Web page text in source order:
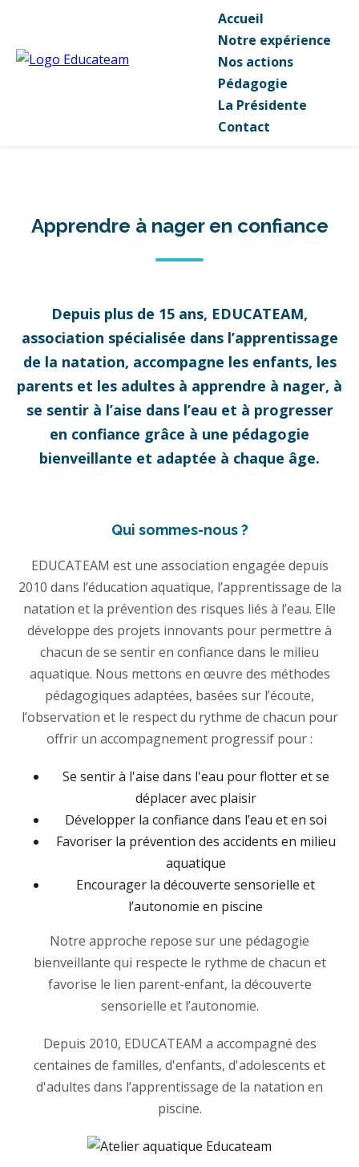
Accueil
Notre expérience
Nos actions
Pédagogie
La Présidente
Contact
Apprendre à nager en confiance
Depuis plus de 15 ans, EDUCATEAM,
association spécialisée dans l’apprentissage
de la natation, accompagne les enfants, les
parents et les adultes à apprendre à nager, à
se sentir à l’aise dans l’eau et à progresser
en confiance grâce à une pédagogie
bienveillante et adaptée à chaque âge.
Qui sommes-nous ?
EDUCATEAM est une association engagée depuis
2010 dans l’éducation aquatique, l’apprentissage de la
natation et la prévention des risques liés à l’eau. Elle
développe des projets innovants pour permettre à
chacun de se sentir en confiance dans le milieu
aquatique. Nous mettons en œuvre des méthodes
pédagogiques adaptées, basées sur l’écoute,
l’observation et le respect du rythme de chacun pour
offrir un accompagnement progressif pour :
Se sentir à l'aise dans l'eau pour flotter et se
déplacer avec plaisir
Développer la confiance dans l’eau et en soi
Favoriser la prévention des accidents en milieu
aquatique
Encourager la découverte sensorielle et
l’autonomie en piscine
Notre approche repose sur une pédagogie
bienveillante qui respecte le rythme de chacun et
favorise le lien parent-enfant, la découverte
sensorielle et l’autonomie.
Depuis 2010, EDUCATEAM a accompagné des
centaines de familles, d'enfants, d'adolescents et
d'adultes dans l’apprentissage de la natation en
piscine.